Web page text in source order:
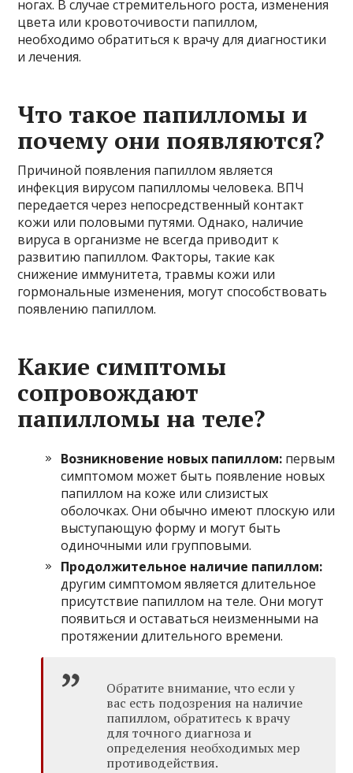
ногах. В случае стремительного роста, изменения
цвета или кровоточивости папиллом,
необходимо обратиться к врачу для диагностики
и лечения.
Что такое папилломы и
почему они появляются?
Причиной появления папиллом является
инфекция вирусом папилломы человека. ВПЧ
передается через непосредственный контакт
кожи или половыми путями. Однако, наличие
вируса в организме не всегда приводит к
развитию папиллом. Факторы, такие как
снижение иммунитета, травмы кожи или
гормональные изменения, могут способствовать
появлению папиллом.
Какие симптомы
сопровождают
папилломы на теле?
Возникновение новых папиллом: первым
симптомом может быть появление новых
папиллом на коже или слизистых
оболочках. Они обычно имеют плоскую или
выступающую форму и могут быть
одиночными или групповыми.
Продолжительное наличие папиллом:
другим симптомом является длительное
присутствие папиллом на теле. Они могут
появиться и оставаться неизменными на
протяжении длительного времени.
Обратите внимание, что если у
вас есть подозрения на наличие
папиллом, обратитесь к врачу
для точного диагноза и
определения необходимых мер
противодействия.